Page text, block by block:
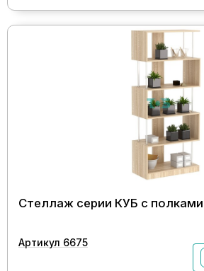
Стеллаж серии КУБ с
Артикул 6675